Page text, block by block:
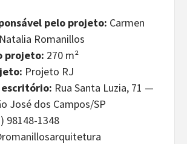
pelo projeto: Carmen
Romanillos
projeto: 270 m²
Projeto RJ
escritório: Rua Santa Luzia, 71 —
José dos Campos/SP
98148-1348